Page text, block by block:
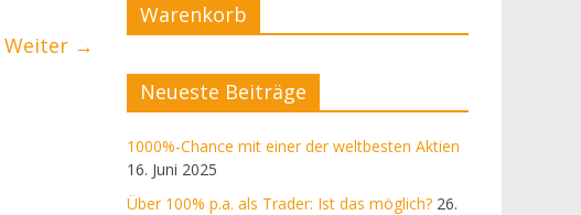
Weiter →
Warenkorb
Neueste Beiträge
1000%-Chance mit einer der weltbesten Aktien
16. Juni 2025
Über 100% p.a. als Trader: Ist das möglich? 26.